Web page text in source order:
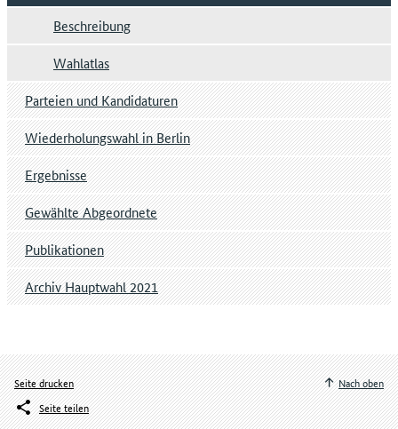
Beschreibung
Wahlatlas
Parteien und Kandidaturen
Wiederholungswahl in Berlin
Ergebnisse
Gewählte Abgeordnete
Publikationen
Archiv Hauptwahl 2021
Seite drucken
Seite teilen
Nach oben